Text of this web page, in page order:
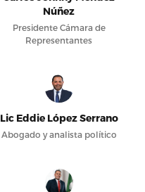
Núñez
Presidente Cámara de
Representantes
Lic Eddie López Serrano
Abogado y analista político